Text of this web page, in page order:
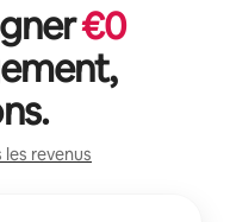
€0
.
revenus